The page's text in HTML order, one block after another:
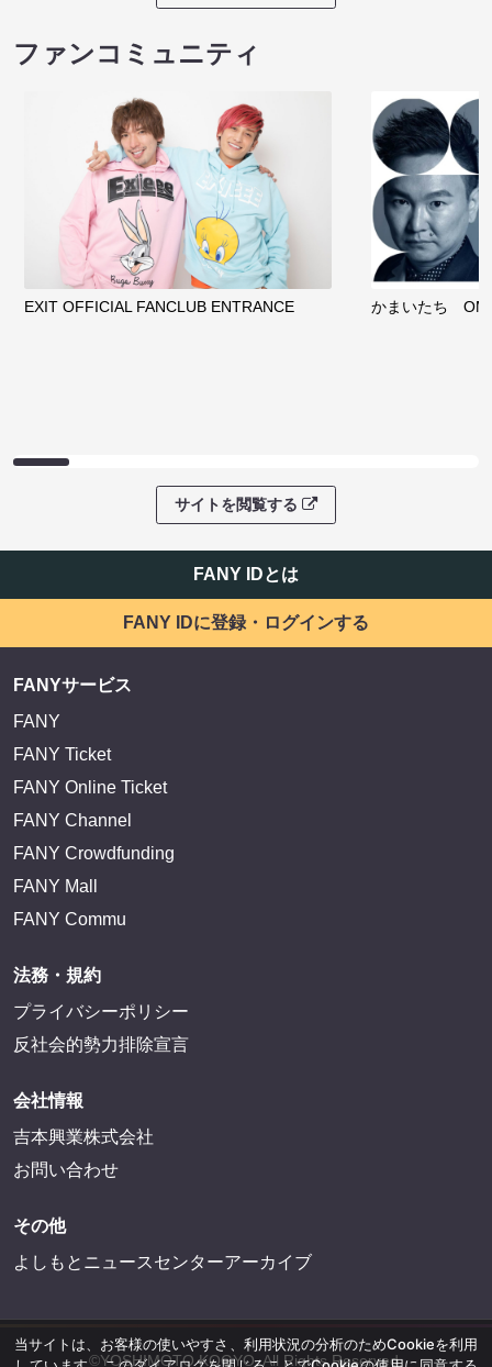
ファンコミュニティ
EXIT OFFICIAL FANCLUB ENTRANCE かまいたち
サイトを閲覧する
FANY IDとは
FANY IDに登録・ログインする
FANYサービス
FANY
FANY Ticket
FANY Online Ticket
FANY Channel
FANY Crowdfunding
FANY Mall
FANY Commu
法務・規約
プライバシーポリシー
反社会的勢力排除宣言
会社情報
吉本興業株式会社
お問い合わせ
その他
よしもとニュースセンターアーカイブ
©YOSHIMOTO KOGYO, All Rights Reserved.
当サイトは、お客様の使いやすさ、利用状況の分析のためCookieを利用